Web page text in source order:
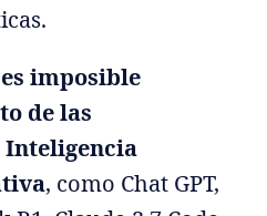
es imposible
de las
, como Chat GPT,